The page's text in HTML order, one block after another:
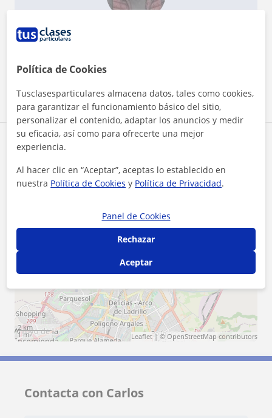
¿Quieres saber más de Carlos?
Zona de Carlos
Localidades a las que se desplaza para dar clase
2 km
1 mi
Leaflet| ©OpenStreetMap contributors
Contacta con Carlos
Política de Cookies
Tusclasesparticulares almacena datos, tales como cookies,
para garantizar el funcionamiento básico del sitio,
personalizar el contenido, adaptar los anuncios y medir
su eficacia, así como para ofrecerte una mejor
experiencia.
Al hacer clic en “Aceptar”, aceptas lo establecido en
nuestra Política de Cookies y Política de Privacidad.
Panel de Cookies
Rechazar
Aceptar